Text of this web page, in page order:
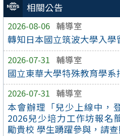
相關公告
2026-08-06 輔導室
轉知日本國立筑波大學入
2026-07-31 輔導室
國立東華大學特殊教育學系
2026-07-31 輔導室
本會辦理「兒少上線中，
2026兒少培力工作坊報名
勵貴校 學生踴躍參與，請查